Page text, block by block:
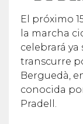
El próximo
la marcha
celebrará
transcurre
Berguedà,
conocida
Pradell.